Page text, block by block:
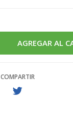
COMPARTIR